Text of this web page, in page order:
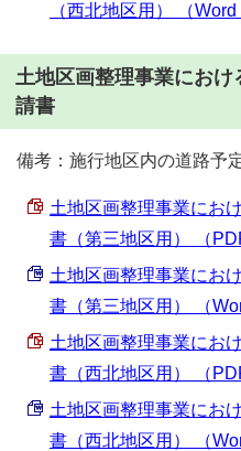
（西北地区用） （Word
土地区画整理事業におけ
請書
備考：施行地区内の道路予
土地区画整理事業にお
書（第三地区用） （
土地区画整理事業にお
書（第三地区用） （
土地区画整理事業にお
書（西北地区用） （
土地区画整理事業にお
書（西北地区用） （